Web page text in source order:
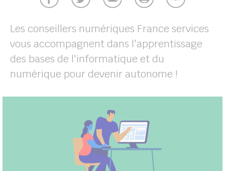
Les conseillers numériques France services
vous accompagnent dans l'apprentissage
des bases de l'informatique et du
numérique pour devenir autonome !